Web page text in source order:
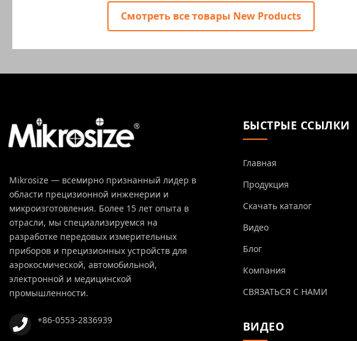
Смотреть все товары New Products
Mikrosize — всемирно признанный лидер в
области прецизионной инженерии и
микроизготовления. Более 15 лет опыта в
отрасли, мы специализируемся на
разработке передовых измерительных
приборов и прецизионных устройств для
аэрокосмической, автомобильной,
электронной и медицинской
промышленности.
+86-0553-2836939
БЫСТРЫЕ ССЫЛКИ
Главная
Продукция
Скачать каталог
Видео
Блог
Компания
СВЯЗАТЬСЯ С НАМИ
ВИДЕО